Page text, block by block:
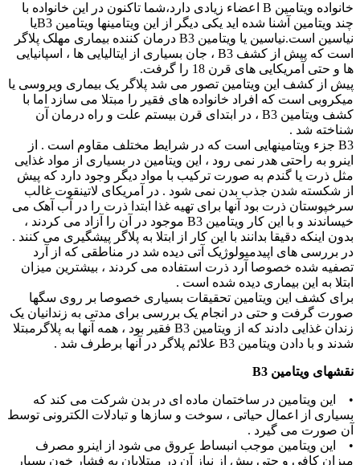
خانواده ویتامین B اعضاء زیادی دارد،شما تاکنون در این خانواده با
چند ویتامین آشنا شده اید یکی دیگر از این ویتامینها ویتامین B3یا
نیاسین است.نیاسین یا ویتامین B3 درمان کننده بیماری مهلک پلاگر
است که پیش از کشف B3 ، جان بسیاری از ایتالیایی ها ، اسپانیایی
ها و حتی آمریکایی های قرن 18 را گرفت.
پیش از کشف این ویتامین تصور می شد پلاگر یک بیماری ویروسی یا
میکروبی است که افراد خانواده های فقیر را مبتلا می سازد اما با
کشف ویتامین B3 ، در ابتدای قرن بیستم علت و راه درمان آن
شناخته شد .
B3 جزء ویتامینهایی است که در شرایط مختلف مقاوم است . از
اینرو به راحتی هدر نمی رود ، این ویتامین در بسیاری از مواد غذایی
مثل ذرت یا گندم به صورت ترکیب با مواد دیگر وجود دارد که پیش
از شکسته شدن جذب بدن نمی شود . در آمریکای لاتینقوت غالب
سرخپوستان ذرت بود آنها برای تهیه غذا ابتدا ذرت را در آب آهک می
خیساندند و با این کار ویتامین B3 موجود در آن را آزاد می کردند ،
بدون اینکه دقیقا بدانند با این کار از ابتلا به پلاگر پیشگیری می کنند .
در بررسی های اپیدمیولوژیک آتی دیده شد در مناطقی که از آرد
تصفیه شده خصوصا آرد ذرت استفاده می کردند ، بیشترین میزان
ابتلا به این بیماری دیده شده است .
برای کشف این ویتامین تحقیقات بسیاری خصوصا بر روی سگها
صورت گرفت و حتی در انجام یک بررسی برای مدتی به زندانیان یک
زندان غذایی دادند که از ویتامین B3 فقیر بود ، همه آنها به پلاگرمبتلا
شدند و با دادن ویتامین B3 علائم پلاگر در آنها برطرف شد .
نقشهای ویتامین B3
• این ویتامین در ساختمان ماده ای در بدن شرکت می کند که
بسیاری از اعمال حیاتی ، سوخت و سازها و تبادلات الکترونی توسط
آن صورت می گیرد .
• این ویتامین موجب انبساط عروق می شود از اینرو مصرف
میزان کافی و حتی بیش از نیاز آن در مبتلایان به فشار خون بسیار